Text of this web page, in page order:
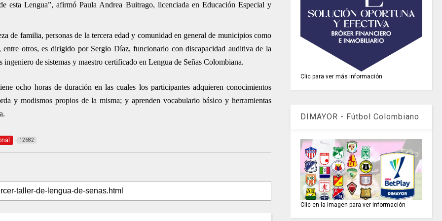
esta Lengua”, afirmó Paula Andrea Buitrago, licenciada en Educación Especial y
de familia, personas de la tercera edad y comunidad en general de municipios como
otros, es dirigido por Sergio Díaz, funcionario con discapacidad auditiva de la
de sistemas y maestro certificado en Lengua de Señas Colombiana.
ocho horas de duración en las cuales los participantes adquieren conocimientos
y modismos propios de la misma; y aprenden vocabulario básico y herramientas
12682
Clic para ver más información
DIMAYOR - Fútbol Colombiano
Clic en la imagen para ver información